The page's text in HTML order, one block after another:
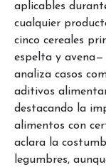
aplicables
cualquier
cinco cereales
espelta y
analiza casos
aditivos
destacando la
alimentos con
aclara la
legumbres,